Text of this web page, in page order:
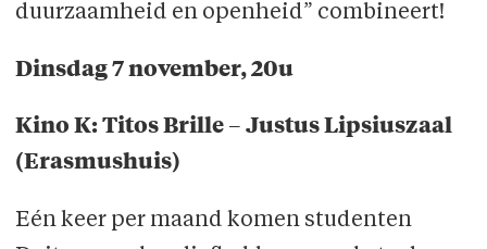
duurzaamheid en openheid” combineert!
Dinsdag 7 november, 20u
Kino K: Titos Brille – Justus Lipsiuszaal
(Erasmushuis)
Eén keer per maand komen studenten